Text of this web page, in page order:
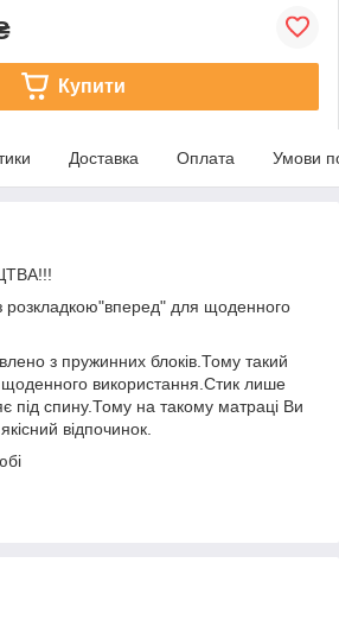
Купити
Доставка Оплата Умови
розкладкою"вперед" для щоденного
з пружинних блоків.Тому такий
щоденного використання.Стик лише
під спину.Тому на такому матраці Ви
відпочинок.